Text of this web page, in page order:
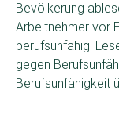
Bevölkerung
Arbeitnehmer vor
berufsunfähig.
gegen
Berufsunfähigkeit